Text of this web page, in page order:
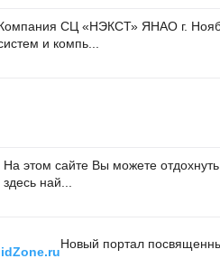
СЦ «НЭКСТ» ЯНАО г.
и компь...
На этом сайте Вы можете
здесь най...
Новый портал